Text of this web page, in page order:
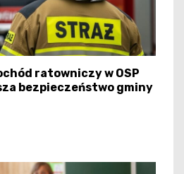
ratowniczy w OSP
bezpieczeństwo gminy